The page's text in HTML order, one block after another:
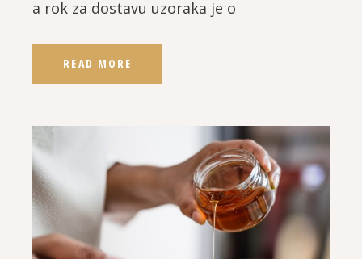
a rok za dostavu uzoraka je o
READ MORE